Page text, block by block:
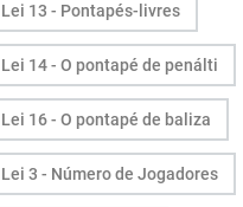
Lei 13 - Pontapés-livres
Lei 14 - O pontapé de penálti
Lei 16 - O pontapé de baliza
Lei 3 - Número de Jogadores